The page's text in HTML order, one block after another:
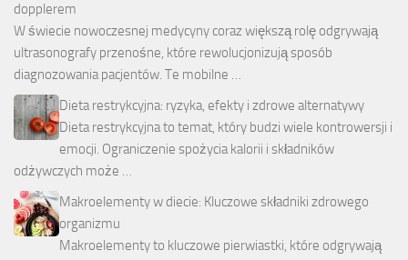
dopplerem
W świecie nowoczesnej medycyny coraz większą rolę odgrywają
ultrasonografy przenośne, które rewolucjonizują sposób
diagnozowania pacjentów. Te mobilne …
Dieta restrykcyjna: ryzyka, efekty i zdrowe alternatywy
Dieta restrykcyjna to temat, który budzi wiele kontrowersji i
emocji. Ograniczenie spożycia kalorii i składników
odżywczych może …
Makroelementy w diecie: Kluczowe składniki zdrowego
organizmu
Makroelementy to kluczowe pierwiastki, które odgrywają